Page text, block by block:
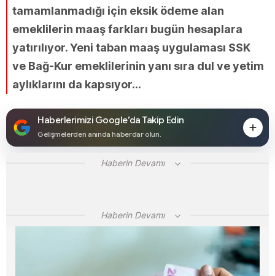
tamamlanmadığı için eksik ödeme alan
emeklilerin maaş farkları bugün hesaplara
yatırılıyor. Yeni taban maaş uygulaması SSK
ve Bağ-Kur emeklilerinin yanı sıra dul ve yetim
aylıklarını da kapsıyor...
Haberlerimizi Google’da Takip Edin
Gelişmelerden anında haberdar olun.
Haberin Devamı
Haberin Devamı